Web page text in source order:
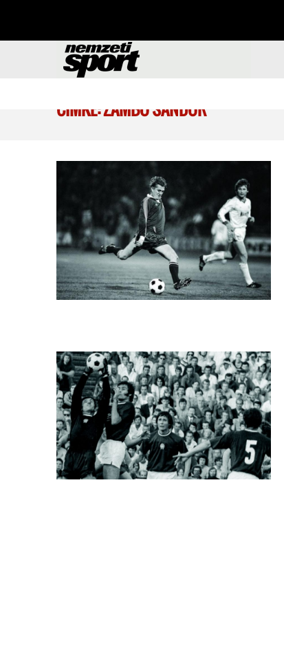
CÍMKE: ZÁMBÓ SÁNDOR